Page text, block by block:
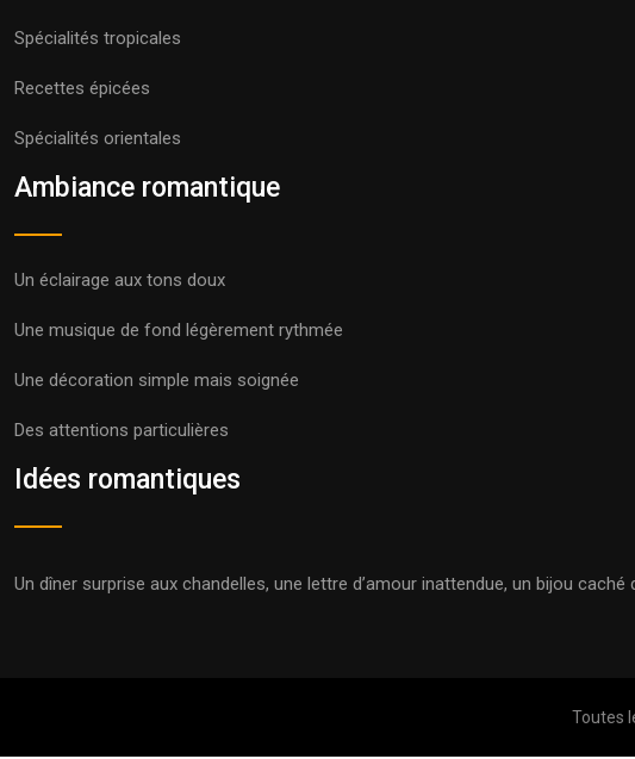
Spécialités tropicales
Recettes épicées
Spécialités orientales
Ambiance romantique
Un éclairage aux tons doux
Une musique de fond légèrement rythmée
Une décoration simple mais soignée
Des attentions particulières
Idées romantiques
Un dîner surprise aux chandelles, une lettre d’amour inattendue, un bijou
Toutes